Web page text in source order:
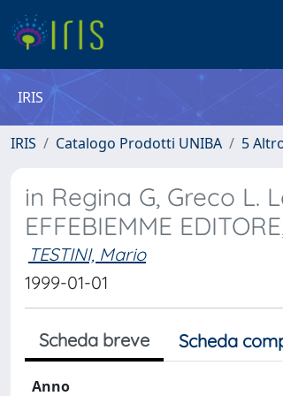
IRIS
IRIS Catalogo Prodotti UNIBA 5
in Regina G, Greco
EFFEBIEMME
TESTINI, Mario
1999-01-01
Scheda breve Scheda
Anno